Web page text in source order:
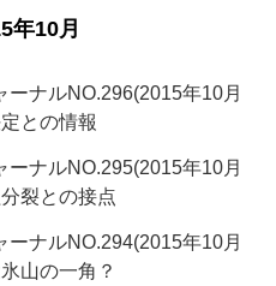
年10月
ーナルNO.296(2015年10月
との情報
ーナルNO.295(2015年10月
裂との接点
ーナルNO.294(2015年10月
山の一角？